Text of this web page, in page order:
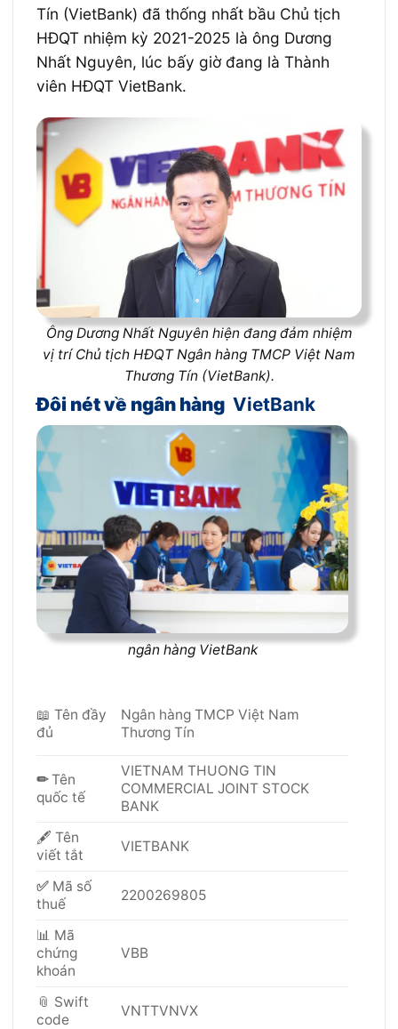
Tín (VietBank) đã thống nhất bầu Chủ tịch
HĐQT nhiệm kỳ 2021-2025 là ông Dương
Nhất Nguyên, lúc bấy giờ đang là Thành
viên HĐQT VietBank.
Ông Dương Nhất Nguyên hiện đang đảm nhiệm
vị trí Chủ tịch HĐQT Ngân hàng TMCP Việt Nam
Thương Tín (VietBank).
Đôi nét về ngân hàng VietBank
ngân hàng VietBank
📖 Tên đầy
đủ
Ngân hàng TMCP Việt Nam
Thương Tín
✏Tên
quốc tế
VIETNAM THUONG TIN
COMMERCIAL JOINT STOCK
BANK
🖋 Tên
viết tắt
VIETBANK
✅ Mã số
thuế
2200269805
📊 Mã
chứng
khoán
VBB
📎 Swift
code
VNTTVNVX